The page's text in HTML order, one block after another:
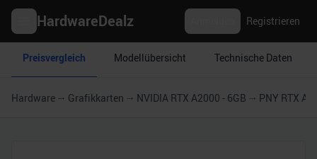
HardwareDealz Registrieren
Preisvergleich Modellübersicht Technische Daten
Hardware Grafikkarten NVIDIA RTX A2000 - 6GB PNY RTX